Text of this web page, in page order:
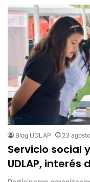
Blog UDLAP 23
Servicio social
UDLAP,